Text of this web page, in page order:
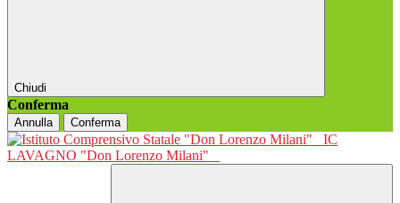
Chiudi
Conferma
Annulla Conferma
IC
LAVAGNO "Don Lorenzo Milani"